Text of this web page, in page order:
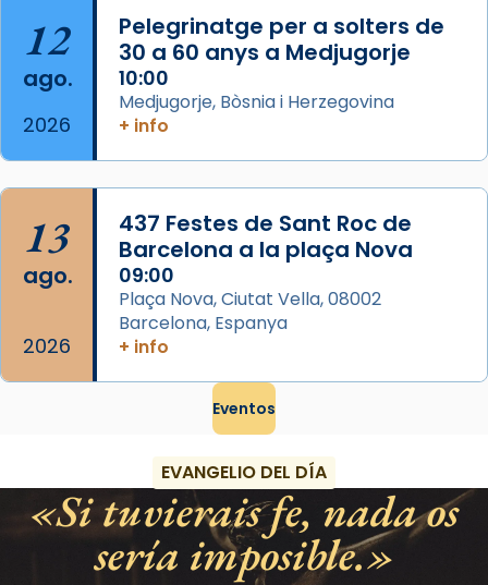
Foto
View on Facebook ·
12
ago.
2026
Pelegrinatge per a solters de
30 a 60 anys a Medjugorje
10:00
Medjugorje, Bòsnia i Herzegovina
+ info
13
ago.
2026
437 Festes de Sant Roc de
Barcelona a la plaça Nova
09:00
Plaça Nova, Ciutat Vella, 08002
Barcelona, Espanya
+ info
Eventos
EVANGELIO DEL DÍA
Si tuvierais fe, nada os
sería imposible.